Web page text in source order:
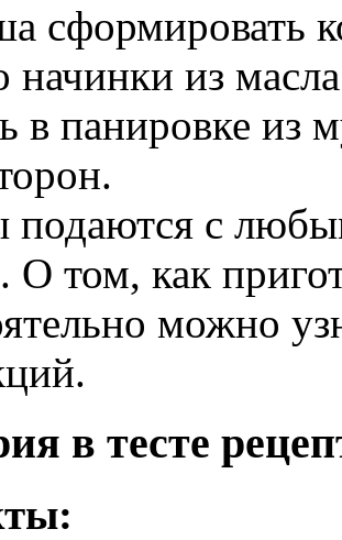
сформировать
начинки из
в панировке из
подаются с
О том, как
можно
в тесте